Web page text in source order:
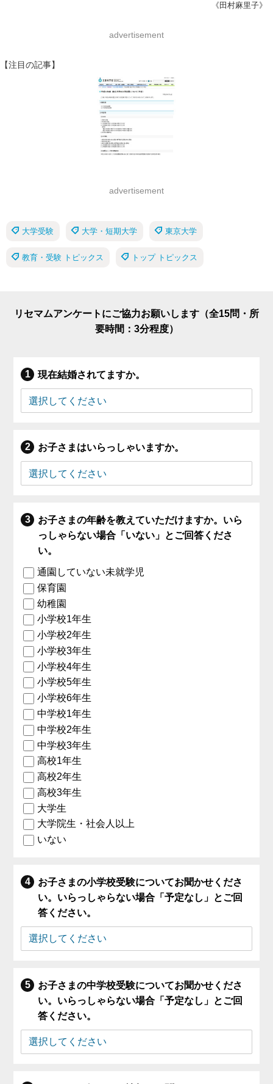
《田村麻里子》
advertisement
【注目の記事】
advertisement
大学受験 大学・短期大学 東京大学
教育・受験 トピックス トップ トピックス
リセマムアンケートにご協力お願いします（全15問・所
要時間：3分程度）
現在結婚されてますか。
お子さまはいらっしゃいますか。
お子さまの年齢を教えていただけますか。いら
っしゃらない場合「いない」とご回答くださ
い。
通園していない未就学児
保育園
幼稚園
小学校1年生
小学校2年生
小学校3年生
小学校4年生
小学校5年生
小学校6年生
中学校1年生
中学校2年生
中学校3年生
高校1年生
高校2年生
高校3年生
大学生
大学院生・社会人以上
いない
お子さまの小学校受験についてお聞かせくださ
い。いらっしゃらない場合「予定なし」とご回
答ください。
お子さまの中学校受験についてお聞かせくださ
い。いらっしゃらない場合「予定なし」とご回
答ください。